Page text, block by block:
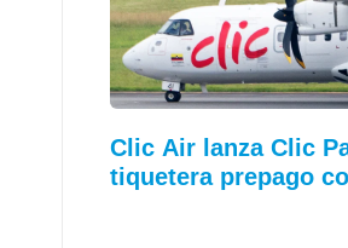
Clic Air lanza Clic
tiquetera prepago